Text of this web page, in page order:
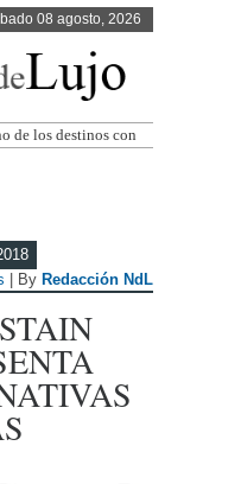
08 agosto, 2026
de los destinos con
de Centroamérica
| By Redacción NdL